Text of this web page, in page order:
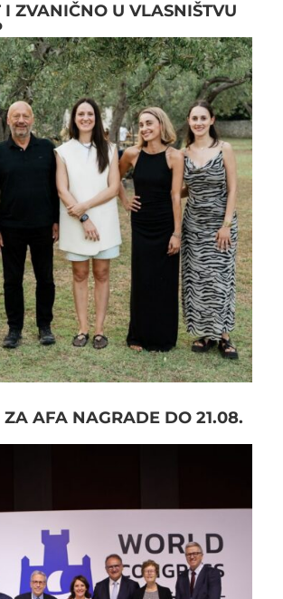
ZVANIČNO U VLASNIŠTVU
AFA NAGRADE DO 21.08.